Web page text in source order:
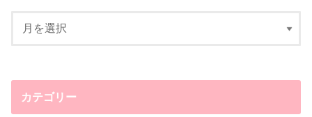
カテゴリー